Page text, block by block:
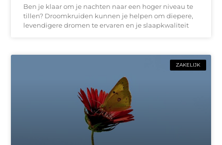
Ben je klaar om je nachten naar een hoger niveau te
tillen? Droomkruiden kunnen je helpen om diepere,
levendigere dromen te ervaren en je slaapkwaliteit
ZAKELIJK